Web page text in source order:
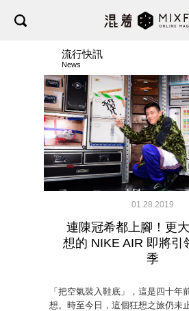
流行快訊
News
01.28.2019
連陳冠希都上腳！更
想的 NIKE AIR 即將引
季
「把空氣裝入鞋底」，這是四十年
想。時至今日，這個狂想之旅仍